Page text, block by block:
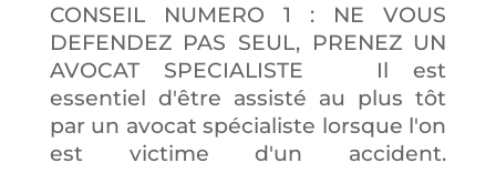
CONSEIL NUMERO 1 : NE VOUS
DEFENDEZ PAS SEUL, PRENEZ UN
AVOCAT SPECIALISTE Il est
essentiel d'être assisté au plus tôt
par un avocat spécialiste lorsque l'on
est victime d'un accident.